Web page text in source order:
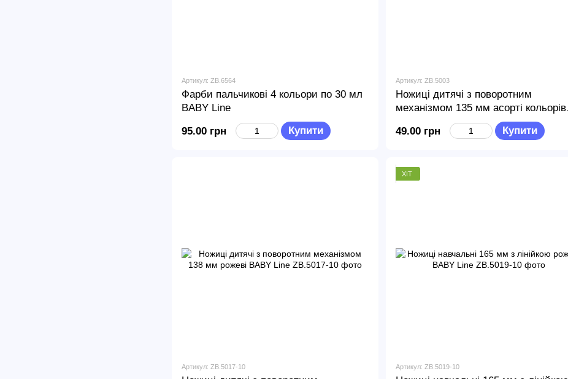
Артикул: ZB.6564
Фарби пальчикові 4 кольори по 30 мл
BABY Line
95.00 грн Купити
Артикул: ZB.5003
Ножиці дитячі з поворотним
механізмом 135 мм асорті кольорів
49.00 грн
Купити
Артикул: ZB.5017-10
ХІТ
Артикул: ZB.5019-10